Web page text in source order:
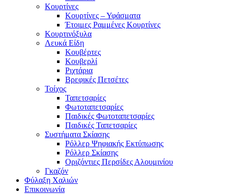
Κουρτίνες
Κουρτίνες – Υφάσματα
Έτοιμες Ραμμένες Κουρτίνες
Κουρτινόξυλα
Λευκά Είδη
Κουβέρτες
Κουβερλί
Ριχτάρια
Βρεφικές Πετσέτες
Τοίχος
Ταπετσαρίες
Φωτοταπετσαρίες
Παιδικές Φωτοταπετσαρίες
Παιδικές Ταπετσαρίες
Συστήματα Σκίασης
Ρόλλερ Ψηφιακής Εκτύπωσης
Ρόλλερ Σκίασης
Οριζόντιες Περσίδες Αλουμινίου
Γκαζόν
Φύλαξη Χαλιών
Επικοινωνία